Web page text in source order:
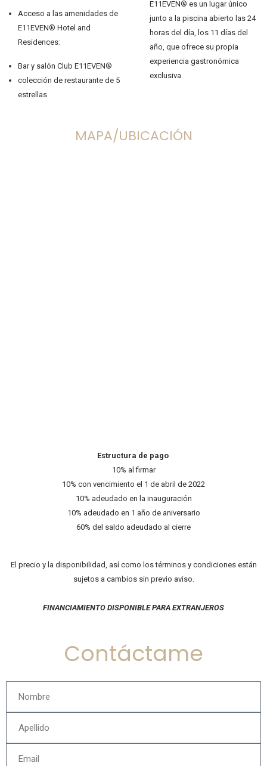
Acceso a las amenidades de
E11EVEN® Hotel and
Residences:
Bar y salón Club E11EVEN®
colección de restaurante de 5
estrellas
E11EVEN® es un lugar único
junto a la piscina abierto las 24
horas del día, los 11 días del
año, que ofrece su propia
experiencia gastronómica
exclusiva
MAPA/UBICACIÓN
Estructura de pago
10% al firmar
10% con vencimiento el 1 de abril de 2022
10% adeudado en la inauguración
10% adeudado en 1 año de aniversario
60% del saldo adeudado al cierre
El precio y la disponibilidad, así como los términos y condiciones están
sujetos a cambios sin previo aviso.
FINANCIAMIENTO DISPONIBLE PARA EXTRANJEROS
Contáctame